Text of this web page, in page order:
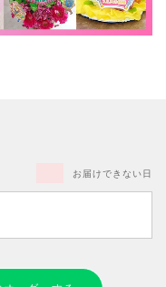
お届けできない日